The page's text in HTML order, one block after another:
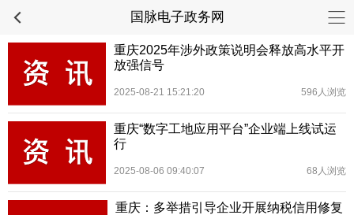
国脉电子政务网
重庆2025年涉外政策说明会释放高水平开
放强信号
2025-08-21 15:21:20 596人浏览
重庆“数字工地应用平台”企业端上线试运
行
2025-08-06 09:40:07 68人浏览
重庆：多举措引导企业开展纳税信用修复